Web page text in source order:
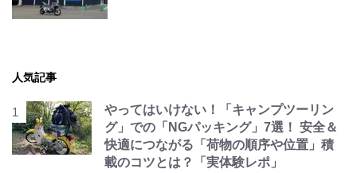
人気記事
やってはいけない！「キャンプツーリン
グ」での「NGパッキング」7選！ 安全＆
快適につながる「荷物の順序や位置」積
載のコツとは？「実体験レポ」